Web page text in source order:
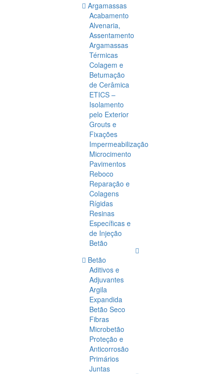
Argamassas
Acabamento
Alvenaria,
Assentamento
Argamassas
Térmicas
Colagem e
Betumação
de Cerâmica
ETICS –
Isolamento
pelo Exterior
Grouts e
Fixações
Impermeabilização
Microcimento
Pavimentos
Reboco
Reparação e
Colagens
Rígidas
Resinas
Específicas e
de Injeção
Betão
Betão
Aditivos e
Adjuvantes
Argila
Expandida
Betão Seco
Fibras
Microbetão
Proteção e
Anticorrosão
Primários
Juntas